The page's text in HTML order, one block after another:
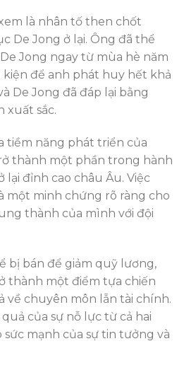
là nhân tố then chốt
De Jong ở lại. Ông đã thể
Jong ngay từ mùa hè năm
kiện để anh phát huy hết khả
De Jong đã đáp lại bằng
xuất sắc.
tiềm năng phát triển của
thành một phần trong hành
đỉnh cao châu Âu. Việc
một minh chứng rõ ràng cho
thành của mình với đội
bị bán để giảm quỹ lương,
thành một điểm tựa chiến
về chuyên môn lẫn tài chính.
của sự nỗ lực từ cả hai
mạnh của sự tin tưởng và